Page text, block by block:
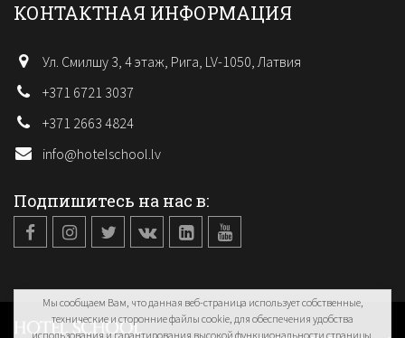
КОНТАКТНАЯ ИНФОРМАЦИЯ
Ул. Смилшу 3, 4 этаж, Рига, LV-1050, Латвия
+371 6721 3037
+371 2663 4824
info@hotelschool.lv
Подпишитесь на нас в:
Мы сообщаем Вам, что данная веб-страница использует собственные,
технические и сторонние файлы cookie, для обеспечения удобства
использования и гарантирования высокой функциональности страницы.